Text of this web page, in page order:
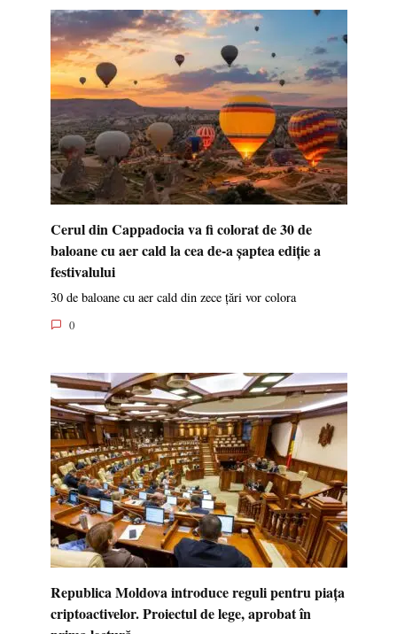
Cerul din Cappadocia va fi colorat de 30 de
baloane cu aer cald la cea de-a șaptea ediție a
festivalului
30 de baloane cu aer cald din zece țări vor colora
0
Republica Moldova introduce reguli pentru piața
criptoactivelor. Proiectul de lege, aprobat în